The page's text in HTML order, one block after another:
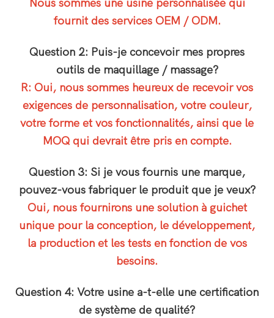
Nous sommes une usine personnalisée qui
fournit des services OEM / ODM.
Question 2: Puis-je concevoir mes propres
outils de maquillage / massage?
R: Oui, nous sommes heureux de recevoir vos
exigences de personnalisation, votre couleur,
votre forme et vos fonctionnalités, ainsi que le
MOQ qui devrait être pris en compte.
Question 3: Si je vous fournis une marque,
pouvez-vous fabriquer le produit que je veux?
Oui, nous fournirons une solution à guichet
unique pour la conception, le développement,
la production et les tests en fonction de vos
besoins.
Question 4: Votre usine a-t-elle une certification
de système de qualité?